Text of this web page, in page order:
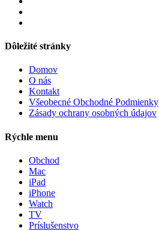
Dôležité stránky
Domov
O nás
Kontakt
Všeobecné Obchodné Podmienky
Zásady ochrany osobných údajov
Rýchle menu
Obchod
Mac
iPad
iPhone
Watch
TV
Príslušenstvo